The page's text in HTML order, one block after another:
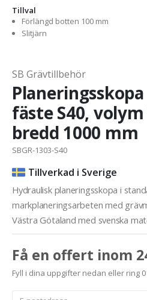
Tillval
Förlängd botten 100 mm
Slitjärn
SB Grävtillbehör
fäste S40,
bredd 1000 mm
SBGR-1303-S40
Tillverkad i Sverige
Hydraulisk planeringsskopa i
markplaneringsarbeten med
Västra Götaland med svenska
Få en offert inom
Fyll i dina uppgifter nedan eller ring